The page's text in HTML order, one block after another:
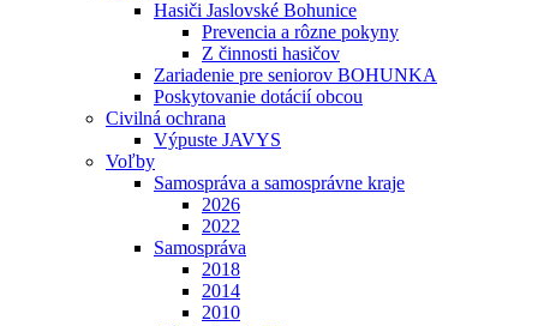
Hasiči Jaslovské Bohunice
Prevencia a rôzne pokyny
Z činnosti hasičov
Zariadenie pre seniorov BOHUNKA
Poskytovanie dotácií obcou
Civilná ochrana
Výpuste JAVYS
Voľby
Samospráva a samosprávne kraje
2026
2022
Samospráva
2018
2014
2010